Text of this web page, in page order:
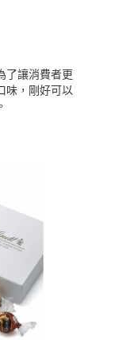
了讓消費者更
味，剛好可以